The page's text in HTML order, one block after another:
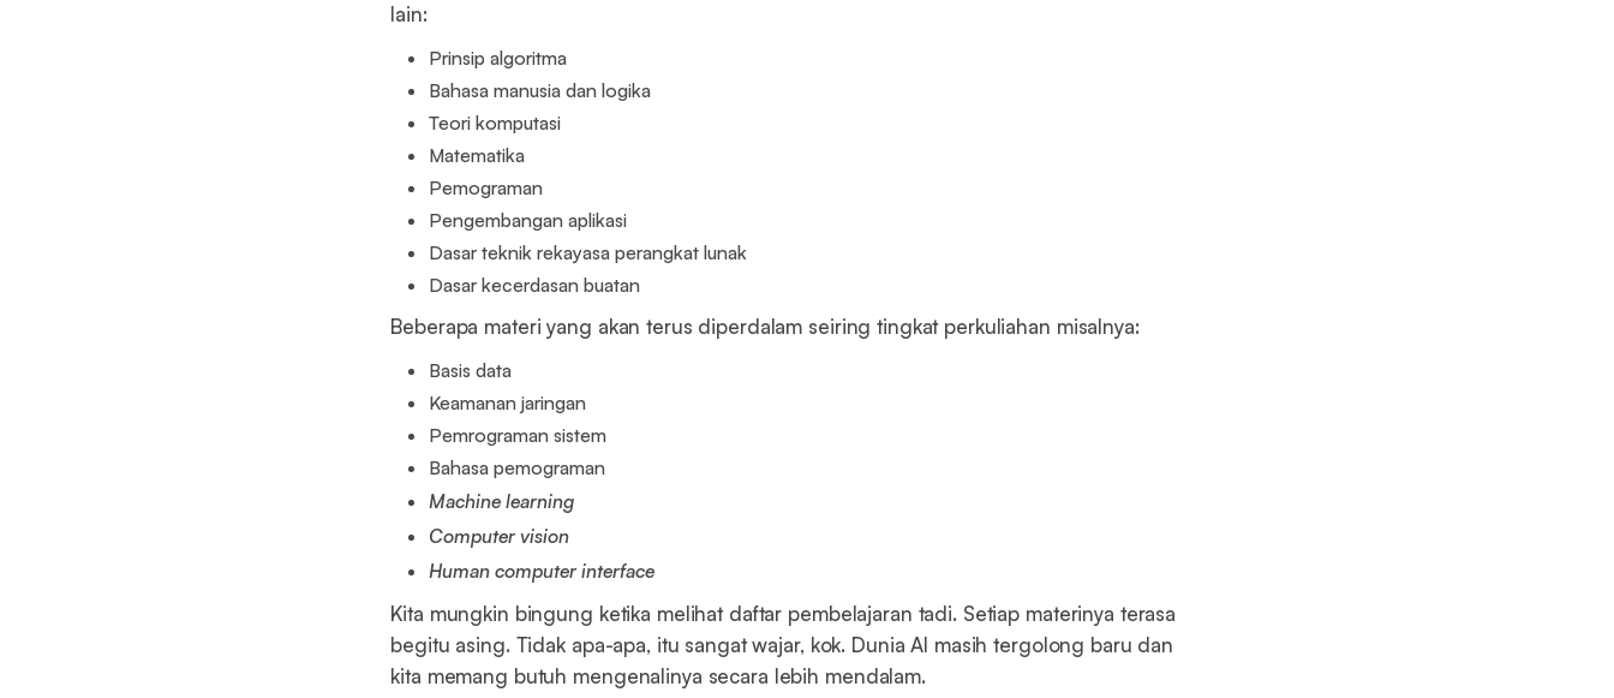
lain:
Prinsip algoritma
Bahasa manusia dan logika
Teori komputasi
Matematika
Pemograman
Pengembangan aplikasi
Dasar teknik rekayasa perangkat lunak
Dasar kecerdasan buatan
Beberapa materi yang akan terus diperdalam seiring tingkat perkuliahan misalnya:
Basis data
Keamanan jaringan
Pemrograman sistem
Bahasa pemograman
Machine learning
Computer vision
Human computer interface
Kita mungkin bingung ketika melihat daftar pembelajaran tadi. Setiap materinya terasa
begitu asing. Tidak apa-apa, itu sangat wajar, kok. Dunia AI masih tergolong baru dan
kita memang butuh mengenalinya secara lebih mendalam.